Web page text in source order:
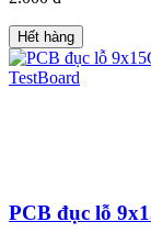
Hết hàng
PCB đục lỗ